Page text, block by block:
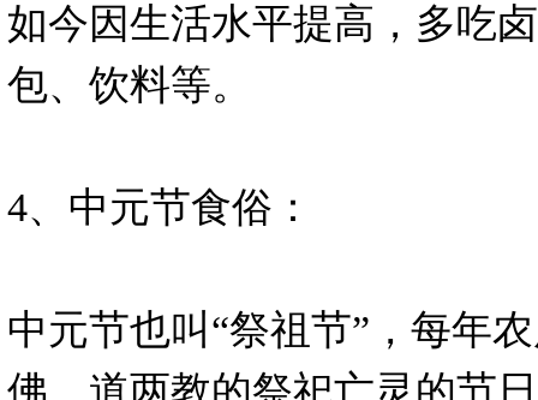
如今因生活水平提高，多吃
包、饮料等。
4、中元节食俗：
中元节也叫“祭祖节”，每年
佛、道两教的祭祀亡灵的节